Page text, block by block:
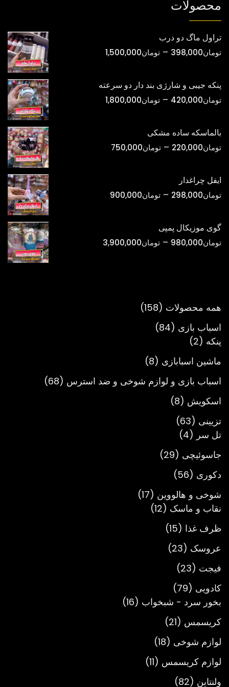
محصولات
تراول ماگ دو درب
تومان398,000
– تومان1,500,000محدوده
پنکه جیبی و شارژی بند دار دو سرعته
تومان420,000
– تومان1,800,000محدوده
تومان420,000
بالماسکه ساده مشکی
تومان220,000
– تومان750,000
تومان750,000
ایفل چراغدار
تومان298,000
– تومان900,000
تومان900,000
گوی موزیکال پمپی
تومان980,000
– تومان3,900,000
همه محصولات
158
158
اسباب بازی 84
84
پنکه 2
2
محصول
ماشین اسبابازی 8
8
اسباب بازی و لوازم شوخی و ضد استرس 68
68
اسکویش 8
8
تزیینی 63
63
محصول
تل سر 4
4
محصول
جاسوئیچی 29
29
دکوری 56
56
محصول
شوخی و هالووین 17
17
نقاب و ماسک 12
12
ظرف غذا 15
15
محصول
عروسک 23
23
فیجت 23
23
محصول
کادویی 79
79
محصول
بخور سرد - شبخواب 16
16
کریسمس 21
21
محصول
لوازم شوخی 18
18
محصول
لوازم کریسمس 11
11
ولنتاین 82
82